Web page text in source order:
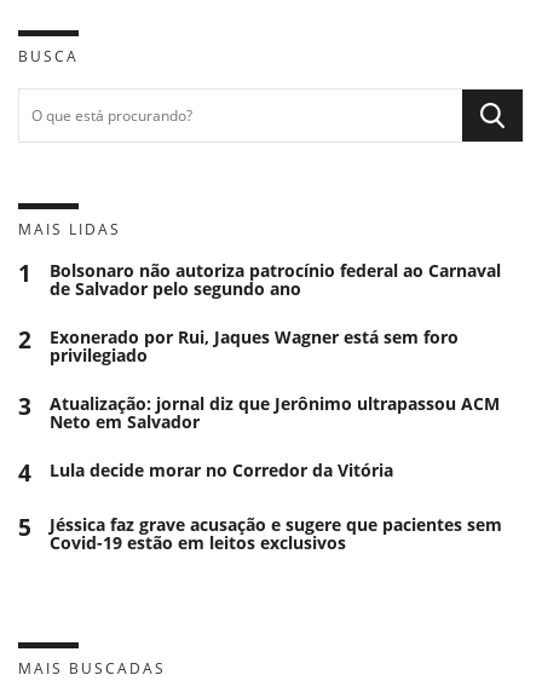
BUSCA
MAIS LIDAS
1 Bolsonaro não autoriza patrocínio federal ao Carnaval
de Salvador pelo segundo ano
2 Exonerado por Rui, Jaques Wagner está sem foro
privilegiado
3 Atualização: jornal diz que Jerônimo ultrapassou ACM
Neto em Salvador
4 Lula decide morar no Corredor da Vitória
5 Jéssica faz grave acusação e sugere que pacientes sem
Covid-19 estão em leitos exclusivos
MAIS BUSCADAS